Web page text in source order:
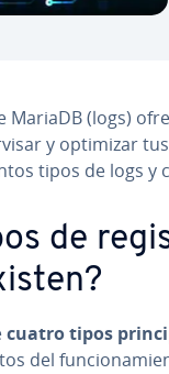
MariaDB (logs)
y optimizar
tipos de logs y
de
cuatro tipos
del